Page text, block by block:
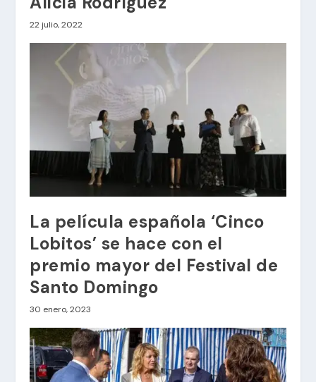
22 julio, 2022
La película española ‘Cinco
Lobitos’ se hace con el
premio mayor del Festival de
Santo Domingo
30 enero, 2023